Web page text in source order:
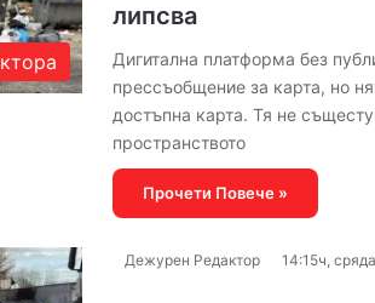
липсва
Дигитална платформа без
прессъобщение за карта, но
достъпна карта. Тя не
пространството
Прочети Повече »
Дежурен Редактор
14:15ч,